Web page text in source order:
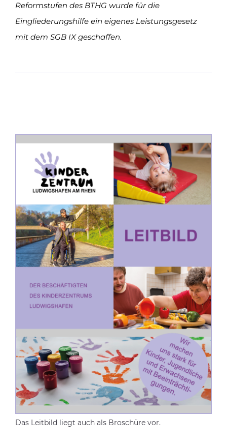
Reformstufen des BTHG wurde für die
Eingliederungshilfe ein eigenes Leistungsgesetz
mit dem SGB IX geschaffen.
Das Leitbild liegt auch als Broschüre vor.